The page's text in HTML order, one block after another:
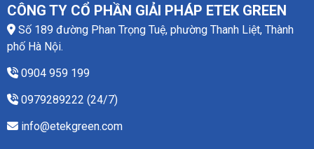
nghiệp
trong
xử
lý
hiện
nay:
giải
CÔNG TY CỔ PHẦN GIẢI PHÁP ETEK GREEN
Số 189 đường Phan Trọng Tuệ, phường Thanh Liệt, Thành
phố Hà Nội.
0904 959 199
0979289222 (24/7)
info@etekgreen.com